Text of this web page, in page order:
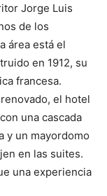
Jorge Luis
de los
área está el
en 1912, su
francesa.
el hotel
una cascada
y un mayordomo
en las suites.
una experiencia